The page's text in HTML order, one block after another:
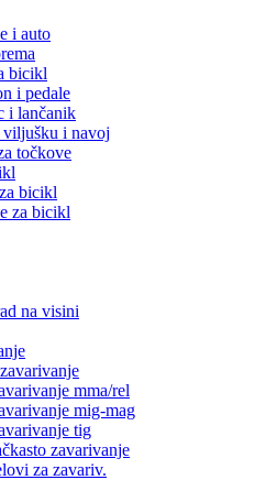
i auto
bicikl
i pedale
i lančanik
viljušku i navoj
točkove
bicikl
za bicikl
na visini
mma/rel
mig-mag
tig
zavarivanje
za zavariv.